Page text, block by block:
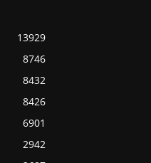
13929
8746
8432
8426
6901
2942